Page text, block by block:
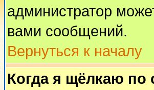
администратор
вами сообщений.
Вернуться к началу
Когда я щёлкаю по